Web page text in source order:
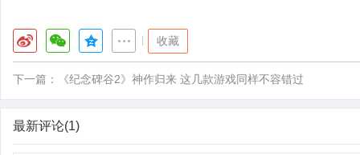
收藏
下一篇： 《纪念碑谷2》神作归来 这几款游戏同样不容错过
最新评论(1)